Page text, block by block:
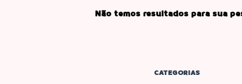
Não temos resultados para sua
CATEGORIAS